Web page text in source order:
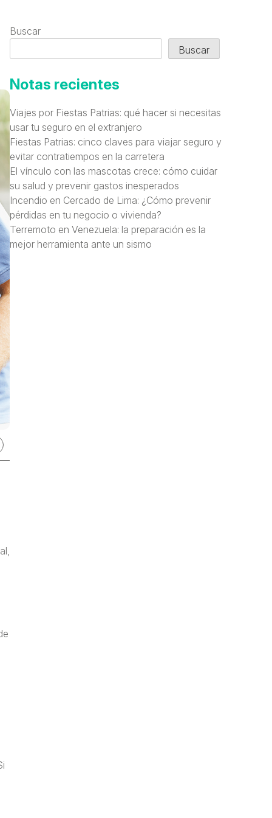
Buscar
Buscar
Notas recientes
Viajes por Fiestas Patrias: qué hacer si necesitas
usar tu seguro en el extranjero
Fiestas Patrias: cinco claves para viajar seguro y
evitar contratiempos en la carretera
El vínculo con las mascotas crece: cómo cuidar
su salud y prevenir gastos inesperados
Incendio en Cercado de Lima: ¿Cómo prevenir
pérdidas en tu negocio o vivienda?
Terremoto en Venezuela: la preparación es la
mejor herramienta ante un sismo